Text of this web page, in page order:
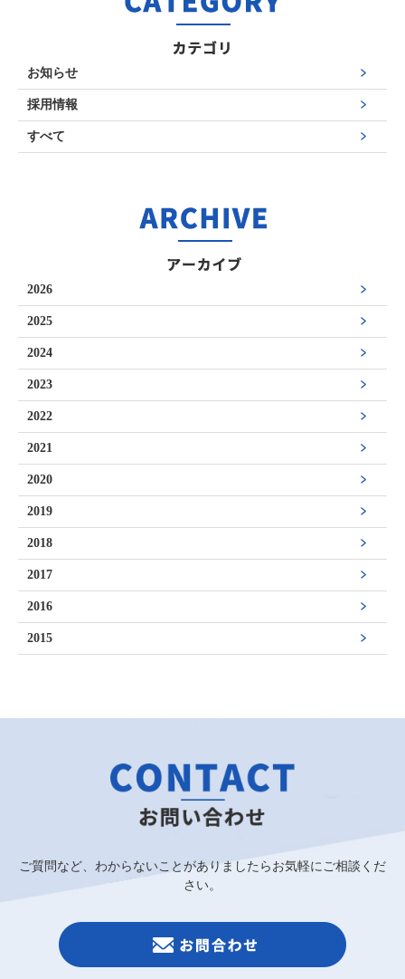
お知らせ
採用情報
すべて
2026
2025
2024
2023
2022
2021
2020
2019
2018
2017
2016
2015
ご質問など、わからないことがありましたらお気軽にご相談くだ
さい。